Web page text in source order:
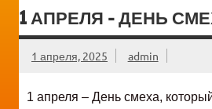
1 АПРЕЛЯ – ДЕНЬ
1 апреля, 2025 admin
1 апреля – День смеха,